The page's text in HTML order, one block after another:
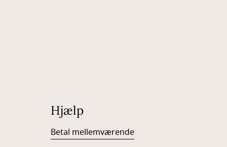
Hjælp
Betal mellemværende